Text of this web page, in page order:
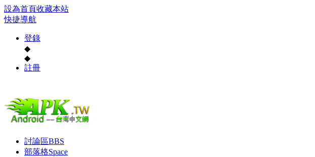
設為首頁收藏本站
快捷導航
登錄
◆
◆
註冊
討論區BBS
部落格Space